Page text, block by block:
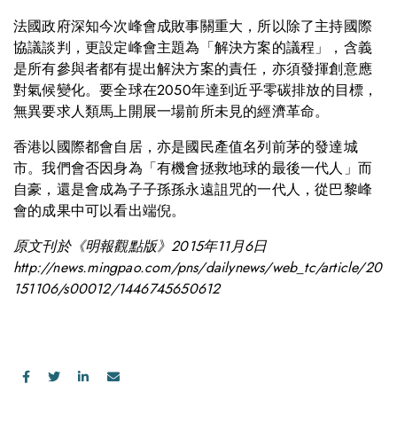
法國政府深知今次峰會成敗事關重大，所以除了主持國際
協議談判，更設定峰會主題為「解決方案的議程」，含義
是所有參與者都有提出解決方案的責任，亦須發揮創意應
對氣候變化。要全球在2050年達到近乎零碳排放的目標，
無異要求人類馬上開展一場前所未見的經濟革命。
香港以國際都會自居，亦是國民產值名列前茅的發達城
市。我們會否因身為「有機會拯救地球的最後一代人」而
自豪，還是會成為子子孫孫永遠詛咒的一代人，從巴黎峰
會的成果中可以看出端倪。
原文刊於《明報觀點版》2015年11月6日
http://news.mingpao.com/pns/dailynews/web_tc/article/20
151106/s00012/1446745650612